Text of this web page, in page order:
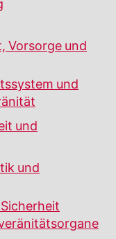
Vorsorge und
und
und
und